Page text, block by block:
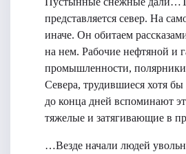
представляется север. На
иначе. Он обитаем
на нем. Рабочие нефтяной и
промышленности,
Севера, трудившиеся хотя
до конца дней вспоминают
тяжелые и затягивающие в
…Везде начали людей